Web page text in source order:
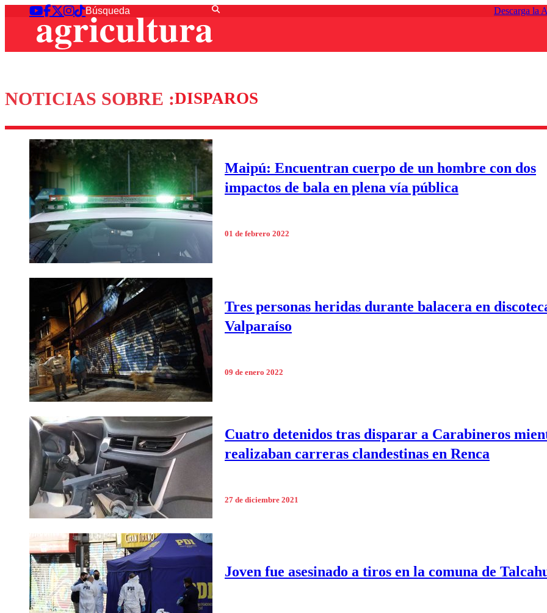
Descarga la
NOTICIAS SOBRE :DISPAROS
Maipú: Encuentran cuerpo de un hombre con dos
impactos de bala en plena vía pública
01 de febrero 2022
Tres personas heridas durante balacera en
Valparaíso
09 de enero 2022
Cuatro detenidos tras disparar a Carabineros
realizaban carreras clandestinas en Renca
27 de diciembre 2021
Joven fue asesinado a tiros en la comuna de